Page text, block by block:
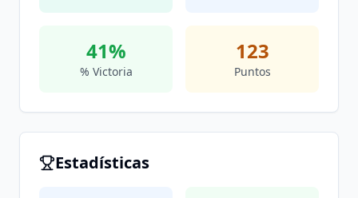
41%
% Victoria
123
Puntos
Estadísticas